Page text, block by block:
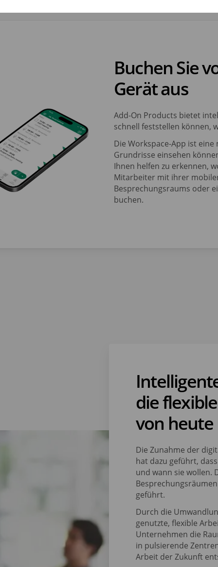
Buchen Sie
Gerät aus
Add-On Products bietet
schnell feststellen können,
Die Workspace-App ist
Grundrisse einsehen
Ihnen helfen zu erkennen,
Mitarbeiter mit ihrer
Besprechungsraums oder
buchen.
die
von heute
Die Zunahme der
hat dazu geführt,
und wann sie wollen.
geführt.
Durch die
genutzte, flexible
Unternehmen die
in pulsierende
Arbeit der Zukunft